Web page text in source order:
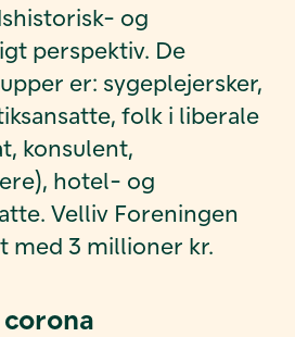
og
perspektiv. De
er: sygeplejersker,
folk i liberale
konsulent,
hotel- og
Velliv Foreningen
med 3 millioner kr.